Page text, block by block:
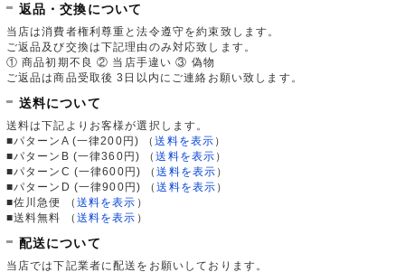
返品・交換について
当店は消費者権利尊重と法令遵守を約束致します。
ご返品及び交換は下記理由のみ対応致します。
① 商品初期不良 ② 当店手違い ③ 偽物
ご返品は商品受取後 3日以内にご連絡お願い致します。
送料について
送料は下記よりお客様が選択します。
■パターンA (一律200円)
（送料を表示 ）
■パターンB (一律360円)
（送料を表示 ）
■パターンC (一律600円)
（送料を表示 ）
■パターンD (一律900円)
（送料を表示 ）
■佐川急便
（ 送料を表示 ）
■送料無料
（ 送料を表示 ）
配送について
当店では下記業者に配送をお願いしております。